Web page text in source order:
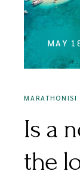
MAY
MARATHONISI
Is a
the